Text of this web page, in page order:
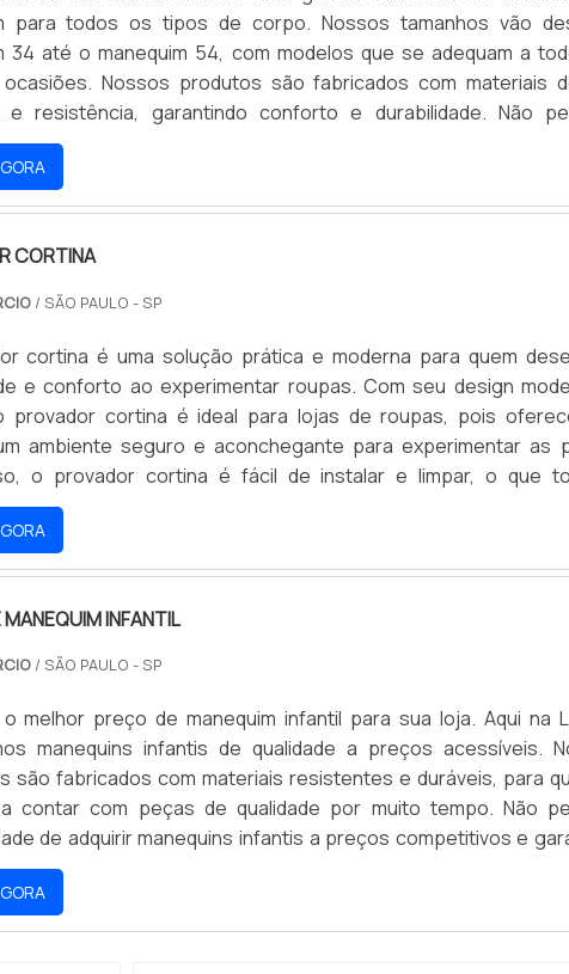
para todos os tipos de corpo. Nossos tamanhos vão
34 até o manequim 54, com modelos que se adequam a
Nossos produtos são fabricados com materiais
e resistência, garantindo conforto e durabilidade. Não
de encontrar o manequim ideal para você e aproveite
CORTINA
/ SÃO PAULO - SP
cortina é uma solução prática e moderna para quem
e conforto ao experimentar roupas. Com seu design
provador cortina é ideal para lojas de roupas, pois
ambiente seguro e aconchegante para experimentar as
o provador cortina é fácil de instalar e limpar, o que
de compra ainda mais agradável.
INFANTIL
/ SÃO PAULO - SP
melhor preço de manequim infantil para sua loja. Aqui na
manequins infantis de qualidade a preços acessíveis.
são fabricados com materiais resistentes e duráveis, para
contar com peças de qualidade por muito tempo. Não
de adquirir manequins infantis a preços competitivos e
seus clientes. Aproveite nossas ofertas e compre agora